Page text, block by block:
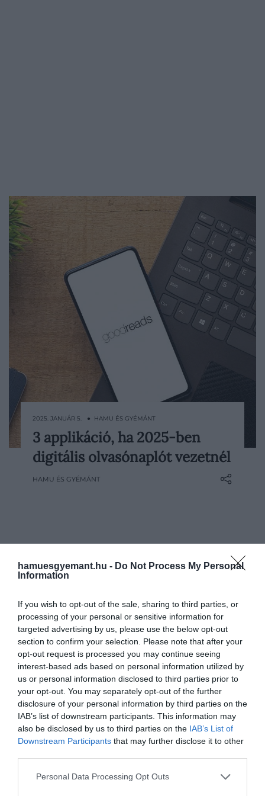
hamuesgyemant.hu - Do Not Process My Personal
Information
If you wish to opt-out of the sale, sharing to third parties, or
processing of your personal or sensitive information for
targeted advertising by us, please use the below opt-out
section to confirm your selection. Please note that after your
opt-out request is processed you may continue seeing
interest-based ads based on personal information utilized by
us or personal information disclosed to third parties prior to
your opt-out. You may separately opt-out of the further
disclosure of your personal information by third parties on the
IAB’s list of downstream participants. This information may
also be disclosed by us to third parties on the IAB’s List of
Downstream Participants that may further disclose it to other
Please note that this website/app uses one or more Google
Personal Data Processing Opt Outs
Ha az új évet olvasással töltenéd, sokat
segíthet az elhatározásodban, ha
valamilyen platformon nyomon követed,
2025. JANUÁR 5. ● HAMU ÉS GYÉMÁNT
3 applikáció, ha 2025-ben
digitális olvasónaplót vezetnél
HAMU ÉS GYÉMÁNT